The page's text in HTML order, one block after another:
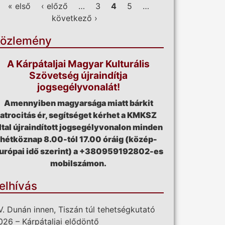
Oldalak
« első ‹ előző … 3 4 5
…
következő ›
A Kárpátaljai Magyar Kulturális
Szövetség újraindítja
jogsegélyvonalát!
Amennyiben magyarsága miatt bárkit
atrocitás ér, segítséget kérhet a KMKSZ
újraindított jogsegélyvonalon minden
hétköznap 8.00-tól 17.00 óráig (közép-
idő szerint) a +380959192802-es
mobilszámon.
Dunán innen, Tiszán túl tehetségkutató
– Kárpátaljai elődöntő